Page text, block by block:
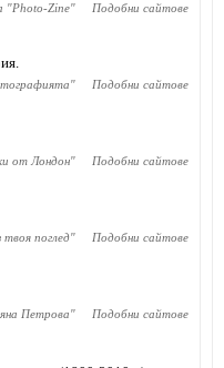
"Photo-Zine" Подобни сайтове
" Подобни сайтове
от Лондон" Подобни сайтове
поглед" Подобни сайтове
Петрова" Подобни сайтове